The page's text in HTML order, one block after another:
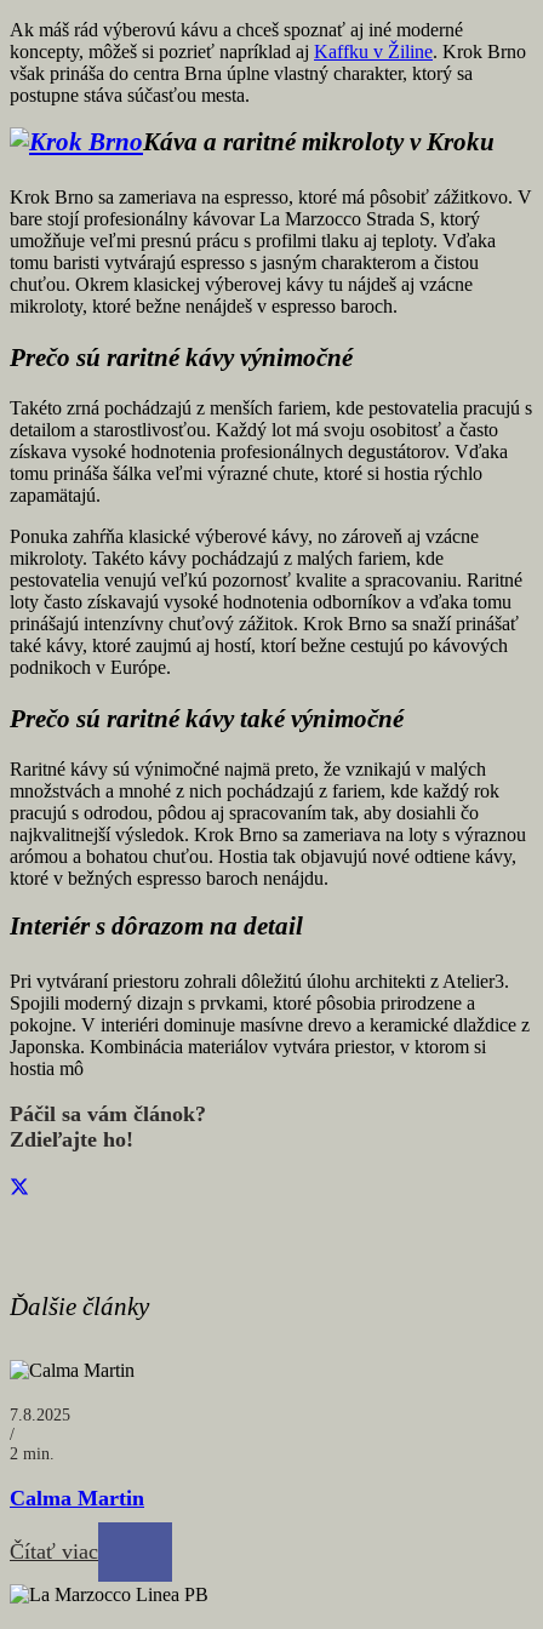
Ak máš rád výberovú kávu a chceš spoznať aj iné moderné
koncepty, môžeš si pozrieť napríklad aj Kaffku v Žiline. Krok Brno
však prináša do centra Brna úplne vlastný charakter, ktorý sa
postupne stáva súčasťou mesta.
Káva a raritné mikroloty v Kroku
Krok Brno sa zameriava na espresso, ktoré má pôsobiť zážitkovo. V
bare stojí profesionálny kávovar La Marzocco Strada S, ktorý
umožňuje veľmi presnú prácu s profilmi tlaku aj teploty. Vďaka
tomu baristi vytvárajú espresso s jasným charakterom a čistou
chuťou. Okrem klasickej výberovej kávy tu nájdeš aj vzácne
mikroloty, ktoré bežne nenájdeš v espresso baroch.
Prečo sú raritné kávy výnimočné
Takéto zrná pochádzajú z menších fariem, kde pestovatelia pracujú s
detailom a starostlivosťou. Každý lot má svoju osobitosť a často
získava vysoké hodnotenia profesionálnych degustátorov. Vďaka
tomu prináša šálka veľmi výrazné chute, ktoré si hostia rýchlo
zapamätajú.
Ponuka zahŕňa klasické výberové kávy, no zároveň aj vzácne
mikroloty. Takéto kávy pochádzajú z malých fariem, kde
pestovatelia venujú veľkú pozornosť kvalite a spracovaniu. Raritné
loty často získavajú vysoké hodnotenia odborníkov a vďaka tomu
prinášajú intenzívny chuťový zážitok. Krok Brno sa snaží prinášať
také kávy, ktoré zaujmú aj hostí, ktorí bežne cestujú po kávových
podnikoch v Európe.
Prečo sú raritné kávy také výnimočné
Raritné kávy sú výnimočné najmä preto, že vznikajú v malých
množstvách a mnohé z nich pochádzajú z fariem, kde každý rok
pracujú s odrodou, pôdou aj spracovaním tak, aby dosiahli čo
najkvalitnejší výsledok. Krok Brno sa zameriava na loty s výraznou
arómou a bohatou chuťou. Hostia tak objavujú nové odtiene kávy,
ktoré v bežných espresso baroch nenájdu.
Interiér s dôrazom na detail
Pri vytváraní priestoru zohrali dôležitú úlohu architekti z Atelier3.
Spojili moderný dizajn s prvkami, ktoré pôsobia prirodzene a
pokojne. V interiéri dominuje masívne drevo a keramické dlaždice z
Japonska. Kombinácia materiálov vytvára priestor, v ktorom si
hostia mô
Páčil sa vám článok?
Zdieľajte ho!
Ďalšie články
7.8.2025
/
2 min.
Calma Martin
Čítať viac